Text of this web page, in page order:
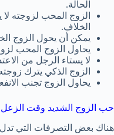
الحالة.
الزوج المحب لزوجته
الخلاف.
يمكن أن يحول الزوج
يحاول الزوج المحب
لا يستاء الرجل من
الزوج الذكي يترك
يحاول الزوج تجنب
حب الزوج الشديد وقت الزعل
هناك بعض التصرفات التي